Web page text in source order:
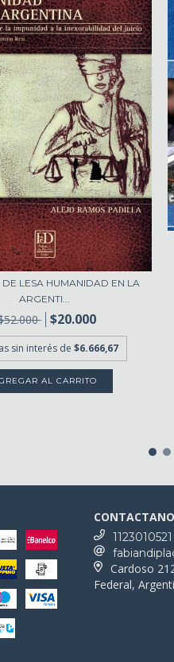
DE LESA HUMANIDAD EN LA
ARGENTI...
$20.000
sin interés de $6.666,67
1123010521
Cardoso
Federal,